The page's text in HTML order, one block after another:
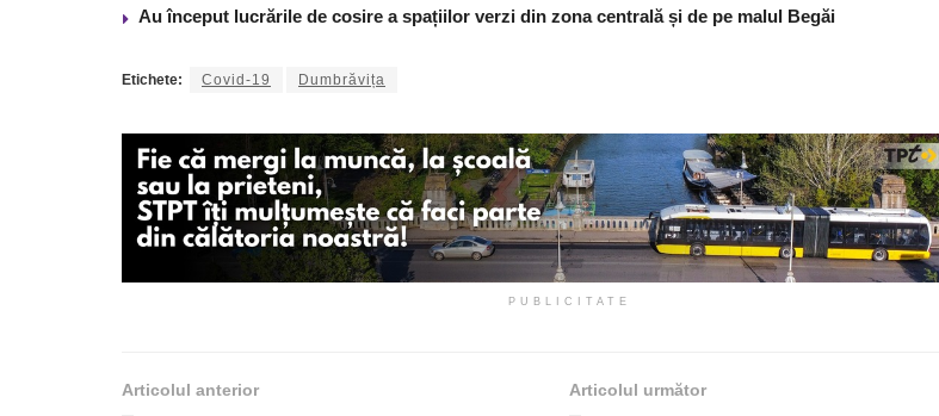
Au început lucrările de cosire a spațiilor verzi din zona centrală și de pe malul Begăi
Etichete: Covid-19 Dumbrăvița
PUBLICITATE
Articolul anterior Articolul următor